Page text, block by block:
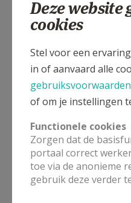
Markt 1 A, 3740 BILZEN-
Deze website
cookies
Stel voor een
in of aanvaard alle
gebruiksvoorwaarden
of om je instellingen
Functionele cookies
Zorgen dat de
portaal correct
toe via de anonieme
gebruik deze verder